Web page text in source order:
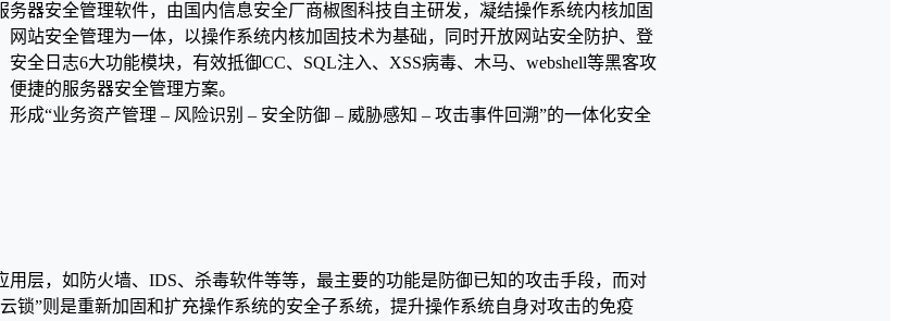
器安全管理软件，由国内信息安全厂商椒图科技自主研发，凝结操作系统内核加固
站安全管理为一体，以操作系统内核加固技术为基础，同时开放网站安全防护、登
全日志6大功能模块，有效抵御CC、SQL注入、XSS病毒、木马、webshell等黑客攻
捷的服务器安全管理方案。
成“业务资产管理 – 风险识别 – 安全防御 – 威胁感知 – 攻击事件回溯”的一体化安全
层，如防火墙、IDS、杀毒软件等等，最主要的功能是防御已知的攻击手段，而对
锁”则是重新加固和扩充操作系统的安全子系统，提升操作系统自身对攻击的免疫